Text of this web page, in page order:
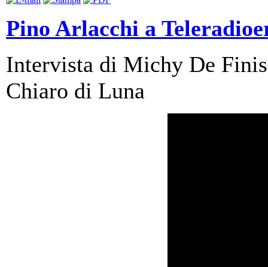
Pino Arlacchi a
Intervista di Michy De
Chiaro di Luna